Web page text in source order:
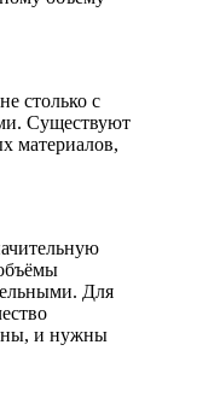
столько с
Существуют
материалов,
Для
и нужны